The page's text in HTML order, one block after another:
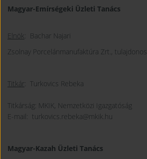
Magyar-Emírségeki Üzleti Tanács
Elnök: Bachar Najari
Zsolnay Porcelánmanufaktúra Zrt., tulajdonos
Titkár: Turkovics Rebeka
Titkárság: MKIK, Nemzetközi Igazgatóság
E-mail: turkovics.rebeka@mkik.hu
Magyar-Kazah Üzleti Tanács